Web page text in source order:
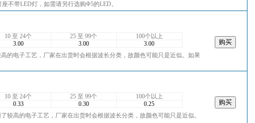
不带LED灯，如需请另行选购Φ5的LED。
10 至 24个 25 至 99个
100个以上
3.00 3.00
3.00
的电子工艺，厂家在出货时会根据波长分类，故颜色可能只是近似。如果
10 至 24个 25 至 99个
100个以上
0.33 0.30
0.25
高的电子工艺，厂家在出货时会根据波长分类，故颜色可能只是近似。